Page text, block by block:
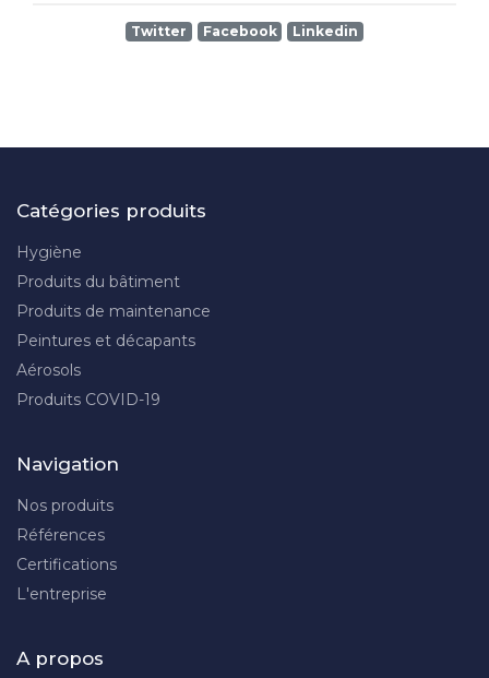
Twitter Facebook Linkedin
Catégories produits
Hygiène
Produits du bâtiment
Produits de maintenance
Peintures et décapants
Aérosols
Produits COVID-19
Navigation
Nos produits
Références
Certifications
L'entreprise
A propos